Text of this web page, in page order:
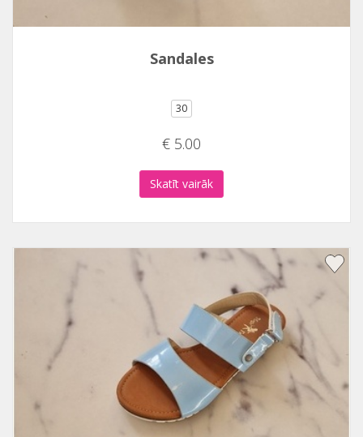
Sandales
30
€ 5.00
Skatīt vairāk